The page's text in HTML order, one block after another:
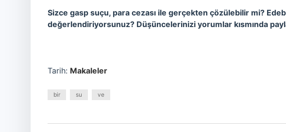
Sizce gasp suçu, para cezası ile gerçekten çözülebilir mi?
değerlendiriyorsunuz? Düşüncelerinizi yorumlar kısmında
Tarih: Makaleler
bir su ve